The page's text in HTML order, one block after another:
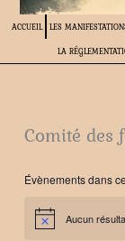
ACCUEIL LES
LA
Comité des
Évènements dans
Notice Aucun